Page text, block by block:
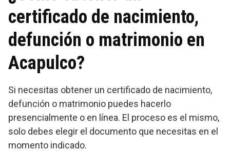
certificado de nacimiento,
defunción o matrimonio en
Acapulco?
Si necesitas obtener un certificado de nacimiento,
defunción o matrimonio puedes hacerlo
presencialmente o en línea. El proceso es el mismo,
solo debes elegir el documento que necesitas en el
momento indicado.